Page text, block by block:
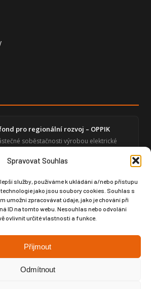
Spravovat Souhlas
služby, používáme k ukládání a/nebo přístupu
jako jsou soubory cookies. Souhlas s
umožní zpracovávat údaje, jako je chování při
ID na tomto webu. Nesouhlas nebo odvolání
ovlivnit určité vlastnosti a funkce.
Přijmout
Odmítnout
pro regionální rozvoj – OPPIK
soběstačnosti výrobou elektrické
digitalizace – GLOBAL SPORT
infrastruktury prostřednictvím